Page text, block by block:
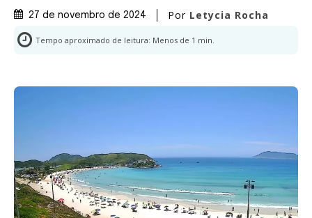
27 de novembro de 2024 Por Letycia Rocha
Tempo aproximado de leitura: Menos de 1 min.